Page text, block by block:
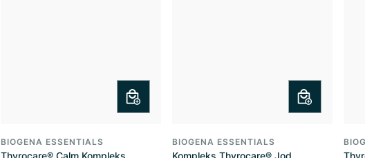
BIOGENA ESSENTIALS
Thyrocare® Calm Kompleks
BIOGENA ESSENTIALS
Kompleks Thyrocare® Jod